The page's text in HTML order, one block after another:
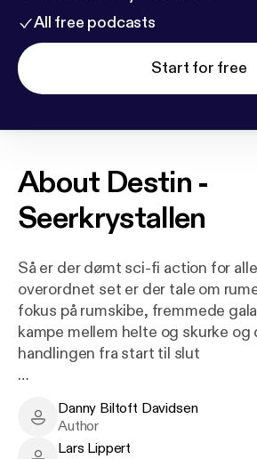
All free podcasts
Start for free
About Destin -
Seerkrystallen
Så er der dømt sci-fi action for
overordnet set er der tale om
fokus på rumskibe, fremmede
kampe mellem helte og skurke
handlingen fra start til slut
Danny Biltoft Davidsen - Author
Danny Biltoft Davidsen
Author
Lars Lippert